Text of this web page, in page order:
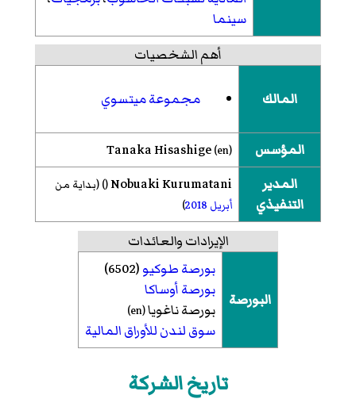
سينما
أهم الشخصيات
المالك مجموعة ميتسوي
المؤسس Tanaka Hisashige(en)
المدير
التنفيذي
Nobuaki Kurumatani
()(بداية من
أبريل 2018
)
الإيرادات والعائدات
البورصة
بورصة طوكيو(6502)
بورصة أوساكا
بورصة ناغويا(
en
)
سوق لندن للأوراق المالية
تاريخ الشركة